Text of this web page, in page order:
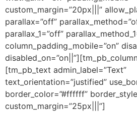
custom_margin=”20px|||”
parallax=”off”
parallax_1=”off”
column_padding_mobile=”on”
[tm_pb_text admin_label=”Text”
text_orientation=”justified”
border_color=”#ffffff”
custom_margin=”25px|||”]